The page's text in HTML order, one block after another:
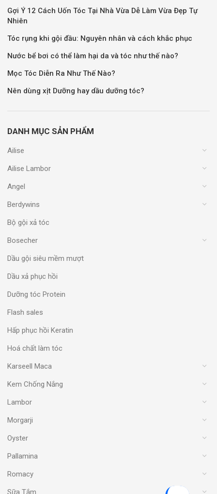
Gợi Ý 12 Cách Uốn Tóc Tại Nhà Vừa Dễ Làm Vừa Đẹp Tự
Nhiên
Tóc rụng khi gội đầu: Nguyên nhân và cách khắc phục
Nước bể bơi có thể làm hại da và tóc như thế nào?
Mọc Tóc Diễn Ra Như Thế Nào?
Nên dùng xịt Dưỡng hay dầu dưỡng tóc?
DANH MỤC SẢN PHẨM
Ailise
Ailise Lambor
Angel
Berdywins
Bộ gội xả tóc
Bosecher
Dầu gội siêu mềm mượt
Dầu xả phục hồi
Dưỡng tóc Protein
Flash sales
Hấp phục hồi Keratin
Hoá chất làm tóc
Karseell Maca
Kem Chống Nắng
Lambor
Morgarji
Oyster
Pallamina
Romacy